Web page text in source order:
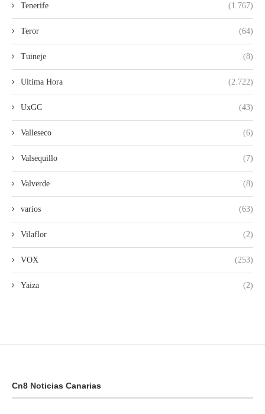
Tenerife (1.767)
Teror (64)
Tuineje (8)
Ultima Hora (2.722)
UxGC (43)
Valleseco (6)
Valsequillo (7)
Valverde (8)
varios (63)
Vilaflor (2)
VOX (253)
Yaiza (2)
Cn8 Noticias Canarias